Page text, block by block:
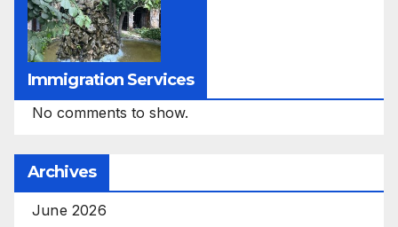
Immigration Services
No comments to show.
Archives
June 2026